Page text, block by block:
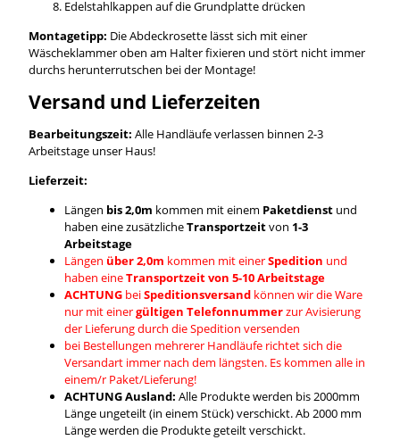
Edelstahlkappen auf die Grundplatte drücken
Montagetipp: Die Abdeckrosette lässt sich mit einer
Wäscheklammer oben am Halter fixieren und stört nicht immer
durchs herunterrutschen bei der Montage!
Versand und Lieferzeiten
Bearbeitungszeit: Alle Handläufe verlassen binnen 2-3
Arbeitstage unser Haus!
Lieferzeit:
Längen bis 2,0m kommen mit einem Paketdienstund
haben eine zusätzlicheTransportzeitvon 1-3
Arbeitstage
Längen über 2,0m kommen mit einerSpedition und
haben eineTransportzeit von 5-10 Arbeitstage
ACHTUNGbeiSpeditionsversandkönnen wir die Ware
nur mit einergültigen Telefonnummerzur Avisierung
der Lieferung durch die Spedition versenden
bei Bestellungen mehrerer Handläufe richtet sich die
Versandart immer nach dem längsten. Es kommen alle in
einem/r Paket/Lieferung!
ACHTUNG Ausland: Alle Produkte werden bis 2000mm
Länge ungeteilt (in einem Stück) verschickt. Ab 2000 mm
Länge werden die Produkte geteilt verschickt.